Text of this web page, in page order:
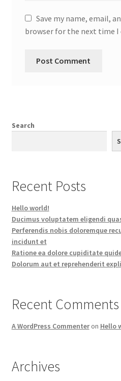
Save my name, email,
browser for the next time I
Search
Recent Posts
Hello world!
Ducimus voluptatem eligendi
Perferendis nobis doloremque
incidunt et
Ratione ea dolore cupiditate
Dolorum aut et reprehenderit
Recent Comments
A WordPress Commenteron Hello
Archives